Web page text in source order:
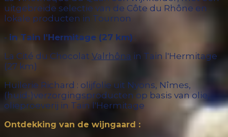
uitgebreide selectie van de Côte du Rhône en
lokale producten in Tournon
- in Tain l'Hermitage (27 km) :
La Cité du Chocolat Valrhôna in Tain l'Hermitage
(27 km)
Huilerie Richard : olijfolie uit Nyons, Nîmes,
(huid-)verzorgingsproducten op basis van olie,
olieproeverij in Tain l'Hermitage
Ontdekking van de wijngaard :